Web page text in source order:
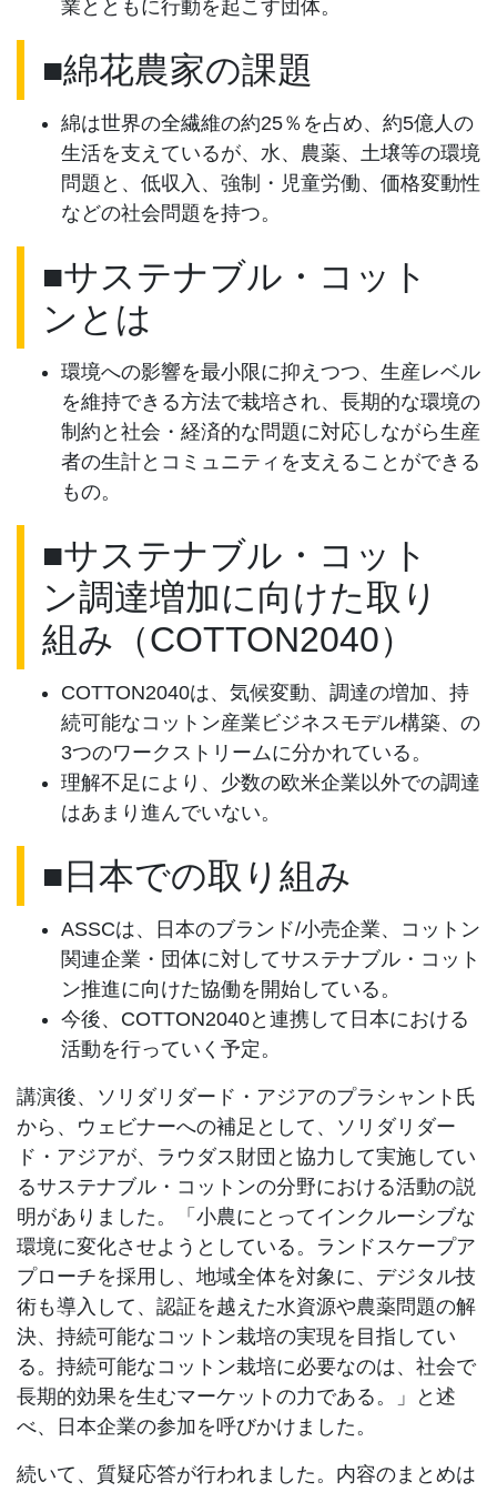
業とともに行動を起こす団体。
■綿花農家の課題
綿は世界の全繊維の約25％を占め、約5億人の
生活を支えているが、水、農薬、土壌等の環境
問題と、低収入、強制・児童労働、価格変動性
などの社会問題を持つ。
■サステナブル・コット
ンとは
環境への影響を最小限に抑えつつ、生産レベル
を維持できる方法で栽培され、長期的な環境の
制約と社会・経済的な問題に対応しながら生産
者の生計とコミュニティを支えることができる
もの。
■サステナブル・コット
ン調達増加に向けた取り
組み（COTTON2040）
COTTON2040は、気候変動、調達の増加、持
続可能なコットン産業ビジネスモデル構築、の
3つのワークストリームに分かれている。
理解不足により、少数の欧米企業以外での調達
はあまり進んでいない。
■日本での取り組み
ASSCは、日本のブランド/小売企業、コットン
関連企業・団体に対してサステナブル・コット
ン推進に向けた協働を開始している。
今後、COTTON2040と連携して日本における
活動を行っていく予定。
講演後、ソリダリダード・アジアのプラシャント氏
から、ウェビナーへの補足として、ソリダリダー
ド・アジアが、ラウダス財団と協力して実施してい
るサステナブル・コットンの分野における活動の説
明がありました。「小農にとってインクルーシブな
環境に変化させようとしている。ランドスケープア
プローチを採用し、地域全体を対象に、デジタル技
術も導入して、認証を越えた水資源や農薬問題の解
決、持続可能なコットン栽培の実現を目指してい
る。持続可能なコットン栽培に必要なのは、社会で
長期的効果を生むマーケットの力である。」と述
べ、日本企業の参加を呼びかけました。
続いて、質疑応答が行われました。内容のまとめは